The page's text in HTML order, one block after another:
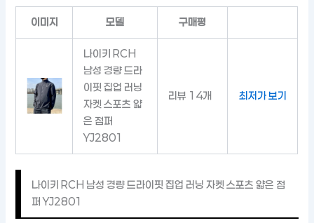
이미지 모델 구매평
나이키 RCH
남성 경량 드라
이핏 집업 러닝
자켓 스포츠 얇
은 점퍼
YJ2801
리뷰 14개 최저가 보기
나이키 RCH 남성 경량 드라이핏 집업 러닝 자켓 스포츠 얇은 점
퍼 YJ2801